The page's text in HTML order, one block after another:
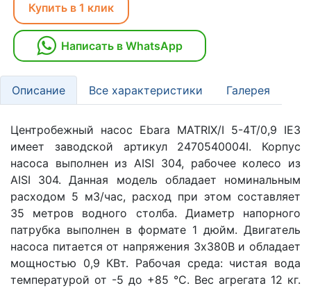
Купить в 1 клик
Написать в WhatsApp
Описание Все характеристики Галерея
Центробежный насос Ebara MATRIX/I 5-4T/0,9 IE3
имеет заводской артикул 2470540004I. Корпус
насоса выполнен из AISI 304, рабочее колесо из
AISI 304. Данная модель обладает номинальным
расходом 5 м3/час, расход при этом составляет
35 метров водного столба. Диаметр напорного
патрубка выполнен в формате 1 дюйм. Двигатель
насоса питается от напряжения 3х380В и обладает
мощностью 0,9 КВт. Рабочая среда: чистая вода
температурой от -5 до +85 °C. Вес агрегата 12 кг.